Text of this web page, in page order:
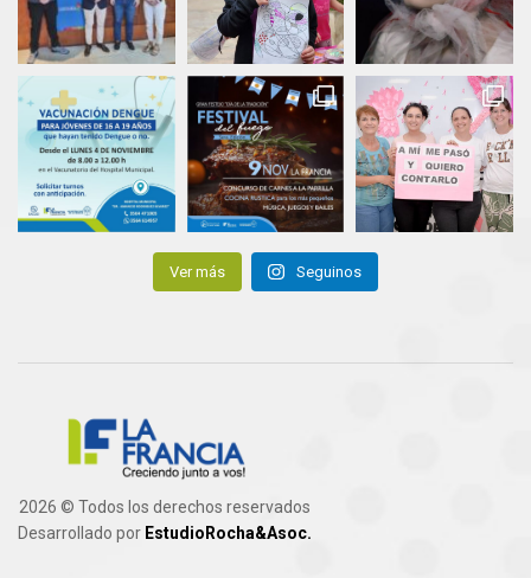
Ver más Seguinos
2026 © Todos los derechos reservados
Desarrollado por EstudioRocha&Asoc.